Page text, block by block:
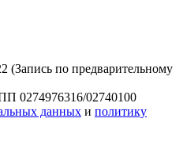
(Запись по предварительному
0274976316/02740100
данных и политику